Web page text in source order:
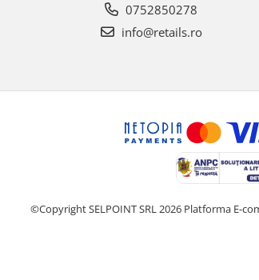
0752850278
info@retails.ro
©Copyright SELPOINT SRL 2026 Platforma E-